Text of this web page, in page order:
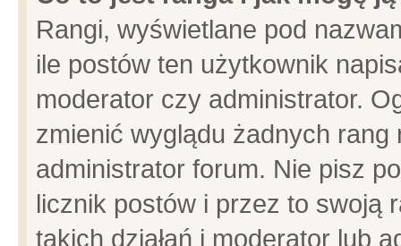
Rangi, wyświetlane pod
ile postów ten użytkownik
moderator czy administrator.
zmienić wyglądu żadnych
administrator forum. Nie pisz
licznik postów i przez to swoją
takich działań i moderator lub